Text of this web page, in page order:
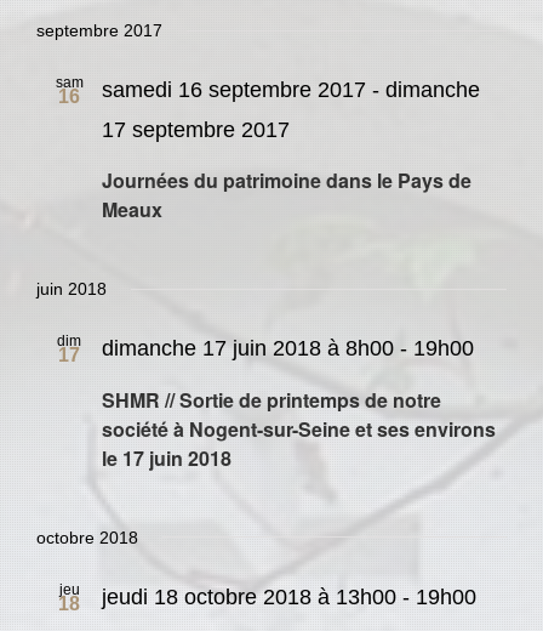
une
septembre 2017
sam
16
Journées du patrimoine dans le Pays de
Meaux
samedi 16 septembre 2017 - dimanche
17 septembre 2017
juin 2018
dim
17
SHMR // Sortie de printemps de notre
société à Nogent-sur-Seine et ses environs
le 17 juin 2018
dimanche 17 juin 2018 à 8h00 - 19h00
octobre 2018
jeu
18 jeudi 18 octobre 2018 à 13h00 - 19h00